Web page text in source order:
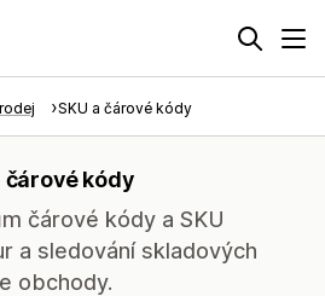
SKU a čárové kódy
čárové kódy
čárové kódy a SKU
a sledování skladových
obchody.